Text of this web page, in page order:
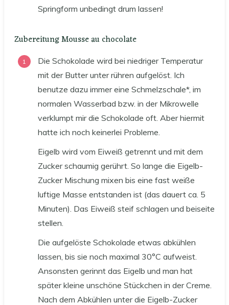
Springform unbedingt drum lassen!
Zubereitung Mousse au chocolate
Die Schokolade wird bei niedriger Temperatur
mit der Butter unter rühren aufgelöst. Ich
benutze dazu immer eine Schmelzschale*, im
normalen Wasserbad bzw. in der Mikrowelle
verklumpt mir die Schokolade oft. Aber hiermit
hatte ich noch keinerlei Probleme.
Eigelb wird vom Eiweiß getrennt und mit dem
Zucker schaumig gerührt. So lange die Eigelb-
Zucker Mischung mixen bis eine fast weiße
luftige Masse entstanden ist (das dauert ca. 5
Minuten). Das Eiweiß steif schlagen und beiseite
stellen.
Die aufgelöste Schokolade etwas abkühlen
lassen, bis sie noch maximal 30°C aufweist.
Ansonsten gerinnt das Eigelb und man hat
später kleine unschöne Stückchen in der Creme.
Nach dem Abkühlen unter die Eigelb-Zucker